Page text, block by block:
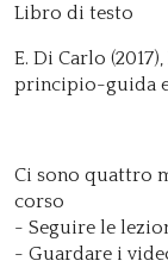
Libro di testo
E. Di Carlo
principio-guida
Ci sono quattro
corso
- Seguire le
- Guardare i